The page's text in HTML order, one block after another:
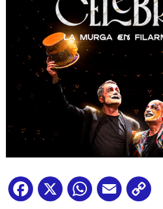
Facebook
X WhatsApp
Email